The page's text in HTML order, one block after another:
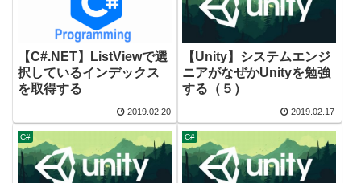
【C#.NET】ListViewで選
択しているインデックス
を取得する
2019.02.20
【Unity】システムエンジ
ニアがなぜかUnityを勉強
する（５）
2019.02.17
C# C#